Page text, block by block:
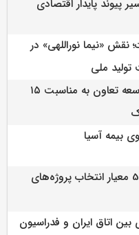
پیوند پایدار اقتصادی
«نیما نوراللهی» در
ملی
پیام مدیرعامل بانک توسعه تعاون به مناسبت ۱۵
سمیعی‌ نژاد اعلام کرد: 5 معیار انتخاب پروژه‌های
اتاق ایران و فدراسیون